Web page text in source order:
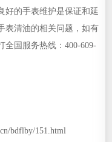
好的手表维护是保证和延
表清油的相关问题，如有
全国服务热线：400-609-
bdflby/151.html